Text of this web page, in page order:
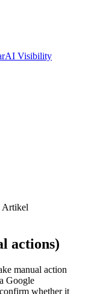
AI Visibility
Artikel
actions)
manual action
Google
whether it